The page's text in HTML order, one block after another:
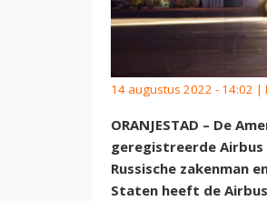
14 augustus 2022 - 14:02 |
ORANJESTAD – De
geregistreerde Airbus
Russische zakenman
Staten heeft de